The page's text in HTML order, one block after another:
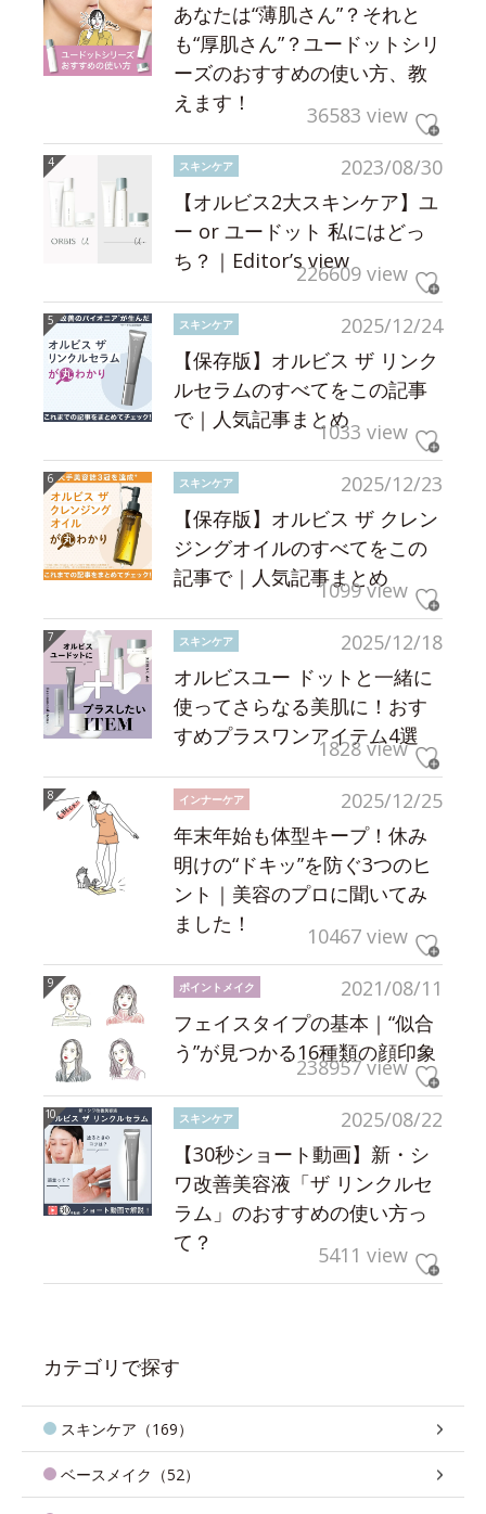
あなたは“薄肌さん”？それと
も“厚肌さん”？ユードットシリ
ーズのおすすめの使い方、教
えます！
36583 view
2023/08/30
スキンケア
【オルビス2大スキンケア】ユ
ー or ユードット 私にはどっ
ち？｜Editor’s view226609 view
2025/12/24
スキンケア
【保存版】オルビス ザ リンク
ルセラムのすべてをこの記事
で｜人気記事まとめ1033 view
2025/12/23
スキンケア
【保存版】オルビス ザ クレン
ジングオイルのすべてをこの
記事で｜人気記事まとめ
1099 view
2025/12/18
スキンケア
オルビスユー ドットと一緒に
使ってさらなる美肌に！おす
すめプラスワンアイテム4選
1828 view
2025/12/25
インナーケア
年末年始も体型キープ！休み
明けの“ドキッ”を防ぐ3つのヒ
ント｜美容のプロに聞いてみ
ました！
10467 view
2021/08/11
ポイントメイク
フェイスタイプの基本｜“似合
う”が見つかる16種類の顔印象
238957 view
2025/08/22
スキンケア
【30秒ショート動画】新・シ
ワ改善美容液「ザ リンクルセ
ラム」のおすすめの使い方っ
て？
5411 view
カテゴリで探す
スキンケア（169）
ベースメイク（52）